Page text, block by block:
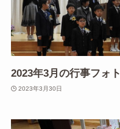
2023年3月の行事フォト
2023年3月30日